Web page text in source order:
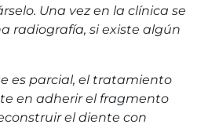
Una vez en la clínica se
radiografía, si existe algún
es parcial, el tratamiento
en adherir el fragmento
el diente con